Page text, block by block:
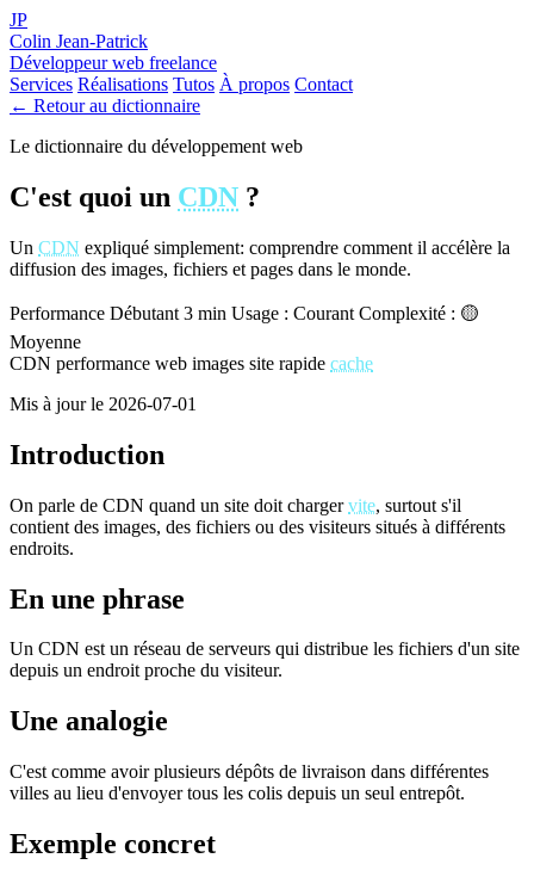
JP
Colin Jean-Patrick
Développeur web freelance
Services Réalisations Tutos À propos Contact
← Retour au dictionnaire
Le dictionnaire du développement web
C'est quoi un CDN ?
Un CDN expliqué simplement: comprendre comment il accélère la
diffusion des images, fichiers et pages dans le monde.
Performance Débutant 3 min Usage : Courant Complexité : 🟡
Moyenne
CDN performance web images site rapide cache
Mis à jour le 2026-07-01
Introduction
On parle de CDN quand un site doit chargervite, surtout s'il
contient des images, des fichiers ou des visiteurs situés à différents
endroits.
En une phrase
Un CDN est un réseau de serveurs qui distribue les fichiers d'un site
depuis un endroit proche du visiteur.
Une analogie
C'est comme avoir plusieurs dépôts de livraison dans différentes
villes au lieu d'envoyer tous les colis depuis un seul entrepôt.
Exemple concret